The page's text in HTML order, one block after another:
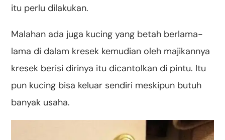
itu perlu dilakukan.
Malahan ada juga kucing yang betah berlama-
lama di dalam kresek kemudian oleh majikannya
kresek berisi dirinya itu dicantolkan di pintu. Itu
pun kucing bisa keluar sendiri meskipun butuh
banyak usaha.